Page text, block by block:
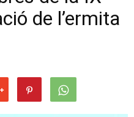
de l’ermita